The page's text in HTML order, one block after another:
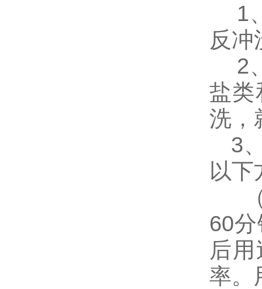
1
反冲
2
盐类
洗，
3
以
（
60
后
率。